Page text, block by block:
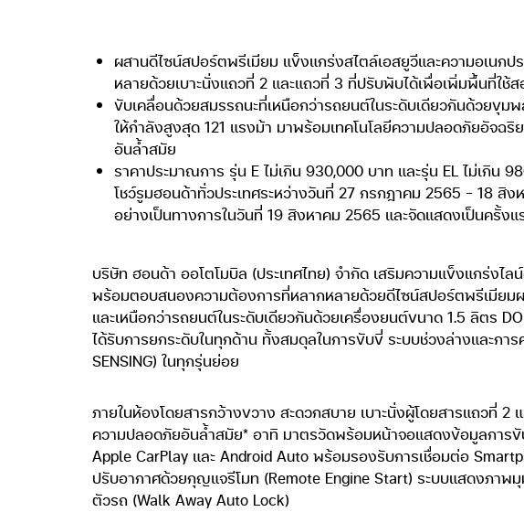
ผสานดีไซน์สปอร์ตพรีเมียม แข็งแกร่งสไตล์เอสยูวีและความอเนก
หลายด้วยเบาะนั่งแถวที่ 2 และแถวที่ 3 ที่ปรับพับได้เพื่อเพิ่มพื้นที่ใช้ส
ขับเคลื่อนด้วยสมรรถนะที่เหนือกว่ารถยนต์ในระดับเดียวกันด้วยขุม
ให้กำลังสูงสุด 121 แรงม้า มาพร้อมเทคโนโลยีความปลอดภัยอัจฉริ
อันล้ำสมัย
ราคาประมาณการ รุ่น E ไม่เกิน 930,000 บาท และรุ่น EL ไม่เกิน
โชว์รูมฮอนด้าทั่วประเทศระหว่างวันที่ 27 กรกฎาคม 2565 – 18 สิ
อย่างเป็นทางการในวันที่ 19 สิงหาคม 2565 และจัดแสดงเป็นครั้
บริษัท ฮอนด้า ออโตโมบิล (ประเทศไทย) จำกัด เสริมความแข็งแกร่งไ
พร้อมตอบสนองความต้องการที่หลากหลายด้วยดีไซน์สปอร์ตพรีเมียม
และเหนือกว่ารถยนต์ในระดับเดียวกันด้วยเครื่องยนต์ขนาด 1.5 ลิตร
ได้รับการยกระดับในทุกด้าน ทั้งสมดุลในการขับขี่ ระบบช่วงล่างและกา
SENSING) ในทุกรุ่นย่อย
ภายในห้องโดยสารกว้างขวาง สะดวกสบาย เบาะนั่งผู้โดยสารแถวที่
ความปลอดภัยอันล้ำสมัย* อาทิ มาตรวัดพร้อมหน้าจอแสดงข้อมูลการ
Apple CarPlay และ Android Auto พร้อมรองรับการเชื่อมต่อ
ปรับอากาศด้วยกุญแจรีโมท (Remote Engine Start) ระบบแสดงภา
ตัวรถ (Walk Away Auto Lock)